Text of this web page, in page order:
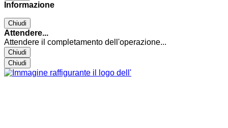
Informazione
Chiudi
Attendere...
Attendere il completamento dell'operazione...
Chiudi
Chiudi